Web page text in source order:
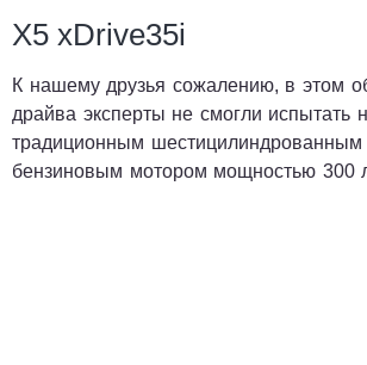
X5 xDrive35i
К нашему друзья сожалению, в этом
драйва эксперты не смогли испытать
традиционным
бензиновым мотором мощностью 300